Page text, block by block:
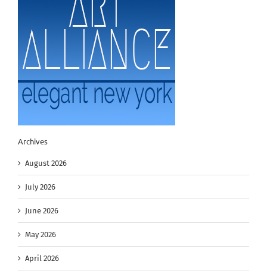
Archives
August 2026
July 2026
June 2026
May 2026
April 2026